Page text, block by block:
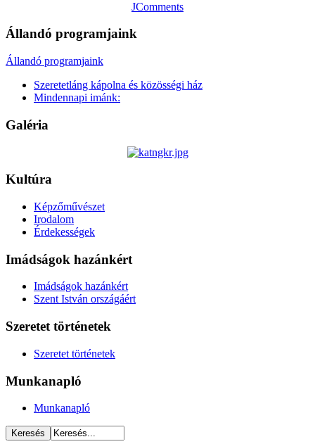
JComments
Állandó programjaink
Állandó programjaink
Szeretetláng kápolna és közösségi ház
Mindennapi imánk:
Galéria
Kultúra
Képzőművészet
Irodalom
Érdekességek
Imádságok hazánkért
Imádságok hazánkért
Szent István országáért
Szeretet történetek
Szeretet történetek
Munkanapló
Munkanapló